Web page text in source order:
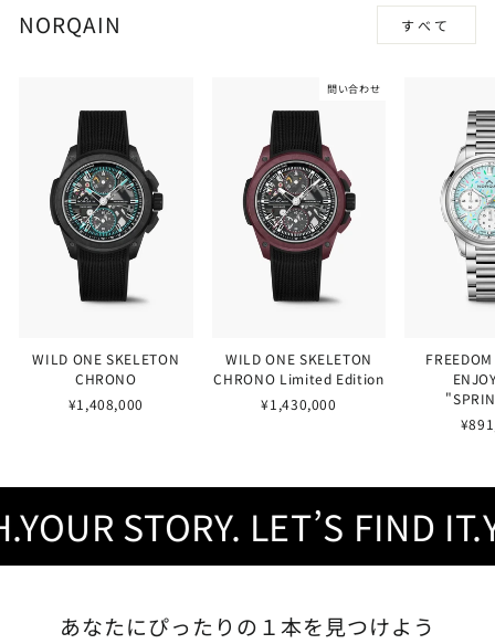
NORQAIN すべて
WILD ONE SKELETON
CHRONO
¥1,408,000
問い合わせ
WILD ONE SKELETON
CHRONO Limited Edition
¥1,430,000
STORY. LET’S FIND IT.
あなたにぴったりの１本を見つけよう